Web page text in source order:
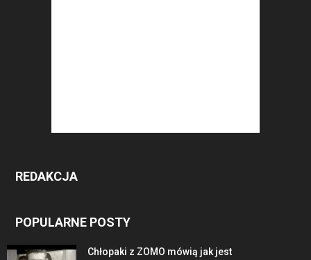
REDAKCJA
POPULARNE POSTY
Chłopaki z ZOMO mówią jak jest